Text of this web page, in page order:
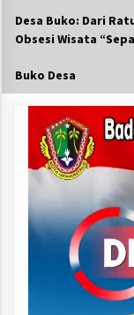
Desa Buko: Dari
Obsesi Wisata
Buko Desa